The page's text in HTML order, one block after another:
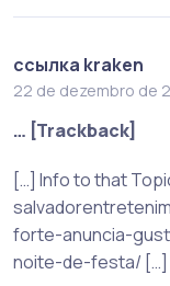
ссылка kraken
22 de dezembro de
… [Trackback]
[…] Info to that
forte-anuncia-
noite-de-festa/ […]